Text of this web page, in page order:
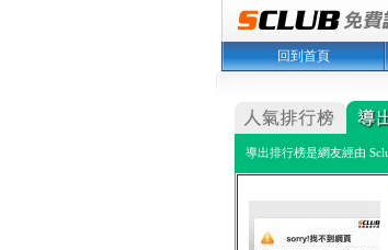
回到首頁
導出排行榜是網友經由